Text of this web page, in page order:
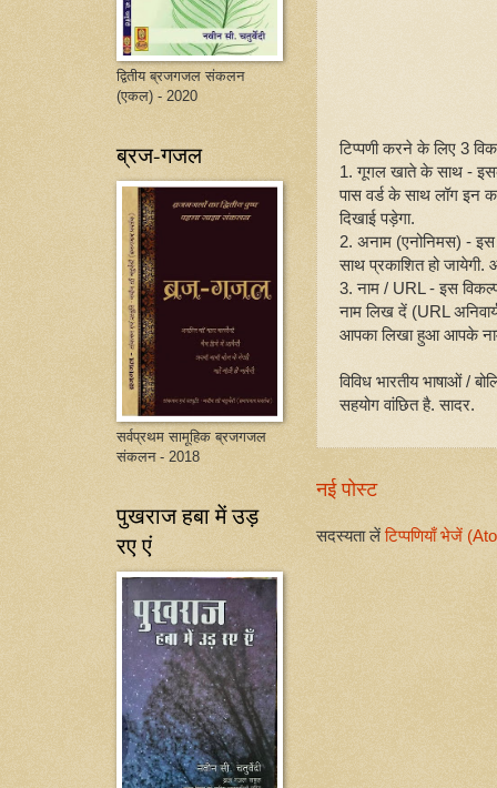
टिप्पणी करने के लिए 3
1. गूगल खाते के साथ -
पास वर्ड के साथ लॉग इन
दिखाई पड़ेगा.
2. अनाम (एनोनिमस) -
साथ प्रकाशित हो
3. नाम / URL - इस
नाम लिख दें (URL
आपका लिखा हुआ आपके
विविध भारतीय भाषाओं /
सहयोग वांछित है. सादर.
नई पोस्ट
सदस्यता लेंटिप्पणियाँ भेजें
द्वितीय ब्रजगजल संकलन
(एकल) - 2020
ब्रज-गजल
सर्वप्रथम सामूहिक ब्रजगजल
संकलन - 2018
पुखराज हबा में उड़
रए एं